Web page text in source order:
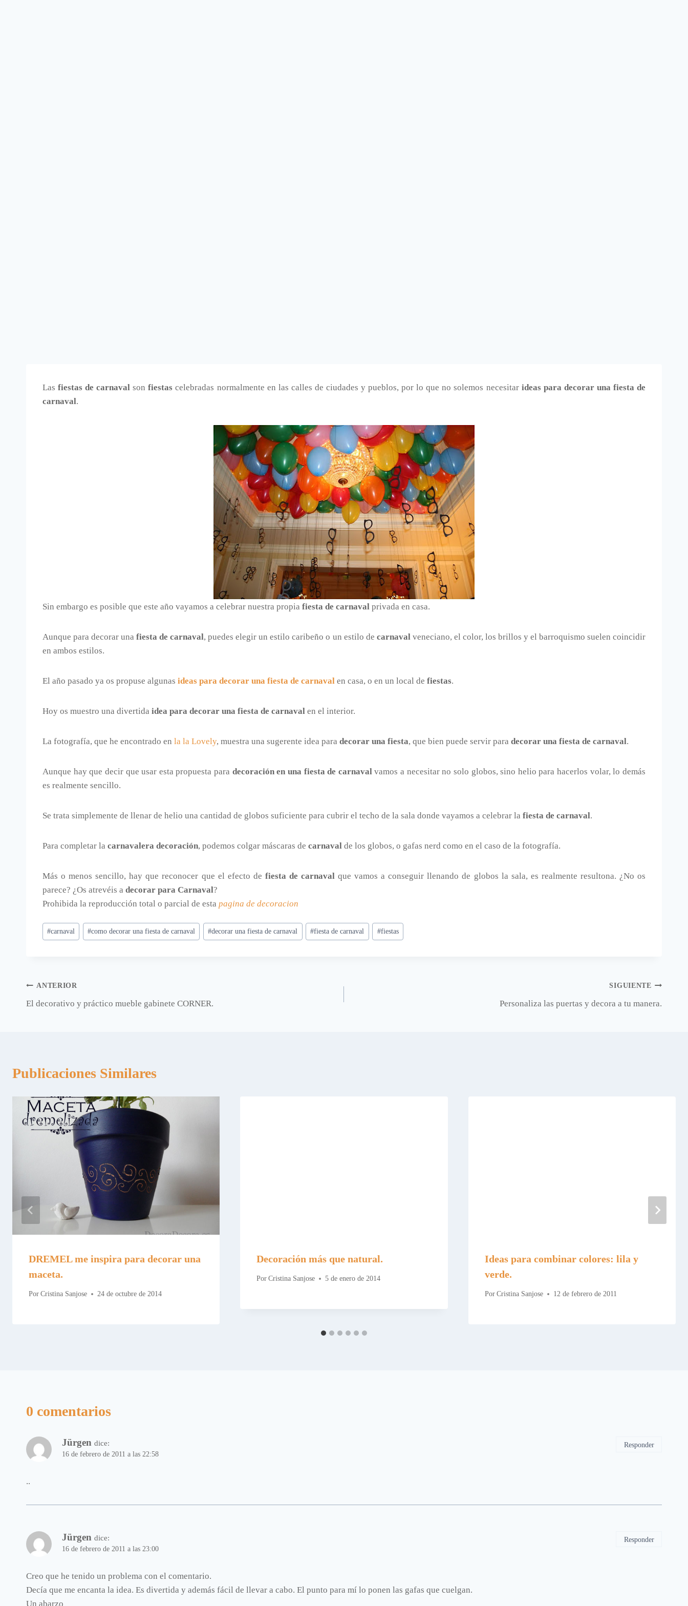
Lasfiestas de carnaval sonfiestas celebradas normalmente en las calles de ciudades y pueblos, por lo que no solemos necesitar ideas para decorar una fiesta de
carnaval.
Sin embargo es posible que este año vayamos a celebrar nuestra propia fiesta de carnaval privada en casa.
Aunque para decorar unafiesta de carnaval, puedes elegir un estilo caribeño o un estilo de carnavalveneciano, el color, los brillos y el barroquismo suelen coincidir
en ambos estilos.
El año pasado ya os propuse algunas ideas para decorar una fiesta de carnaval en casa, o en un local de fiestas.
Hoy os muestro una divertida idea para decorar una fiesta de carnaval en el interior.
La fotografía, que he encontrado en la la Lovely, muestra una sugerente idea para decorar una fiesta, que bien puede servir para decorar una fiesta de carnaval.
Aunque hay que decir que usar esta propuesta para decoración en una fiesta de carnavalvamos a necesitar no solo globos, sino helio para hacerlos volar, lo demás
es realmente sencillo.
Se trata simplemente de llenar de helio una cantidad de globos suficiente para cubrir el techo de la sala donde vayamos a celebrar la fiesta de carnaval.
Para completar la carnavalera decoración, podemos colgar máscaras de carnaval de los globos, o gafas nerd como en el caso de la fotografía.
Más o menos sencillo, hay que reconocer que el efecto de fiesta de carnavalque vamos a conseguir llenando de globos la sala, es realmente resultona. ¿No os
parece? ¿Os atrevéis a decorar para Carnaval?
Prohibida la reproducción total o parcial de esta pagina de decoracion
Etiquetas
de
#carnaval #como decorar una fiesta de carnaval #decorar una fiesta de carnaval #fiesta de carnaval #fiestas
Navegación
de
ANTERIOR
El decorativo y práctico mueble gabinete CORNER.
SIGUIENTE
Personaliza las puertas y decora a tu manera.
Publicaciones Similares
DREMEL me inspira para decorar una
maceta.
Por Cristina Sanjose 24 de octubre de 2014
Decoración más que natural.
Por Cristina Sanjose 5 de enero de 2014
Ideas para combinar colores: lila y
verde.
Por Cristina Sanjose 12 de febrero de 2011
0 comentarios
Jürgen dice:
16 de febrero de 2011 a las 22:58
..
Responder
Jürgen dice:
16 de febrero de 2011 a las 23:00
Creo que he tenido un problema con el comentario.
Decía que me encanta la idea. Es divertida y además fácil de llevar a cabo. El punto para mí lo ponen las gafas que cuelgan.
Un abarzo
Responder